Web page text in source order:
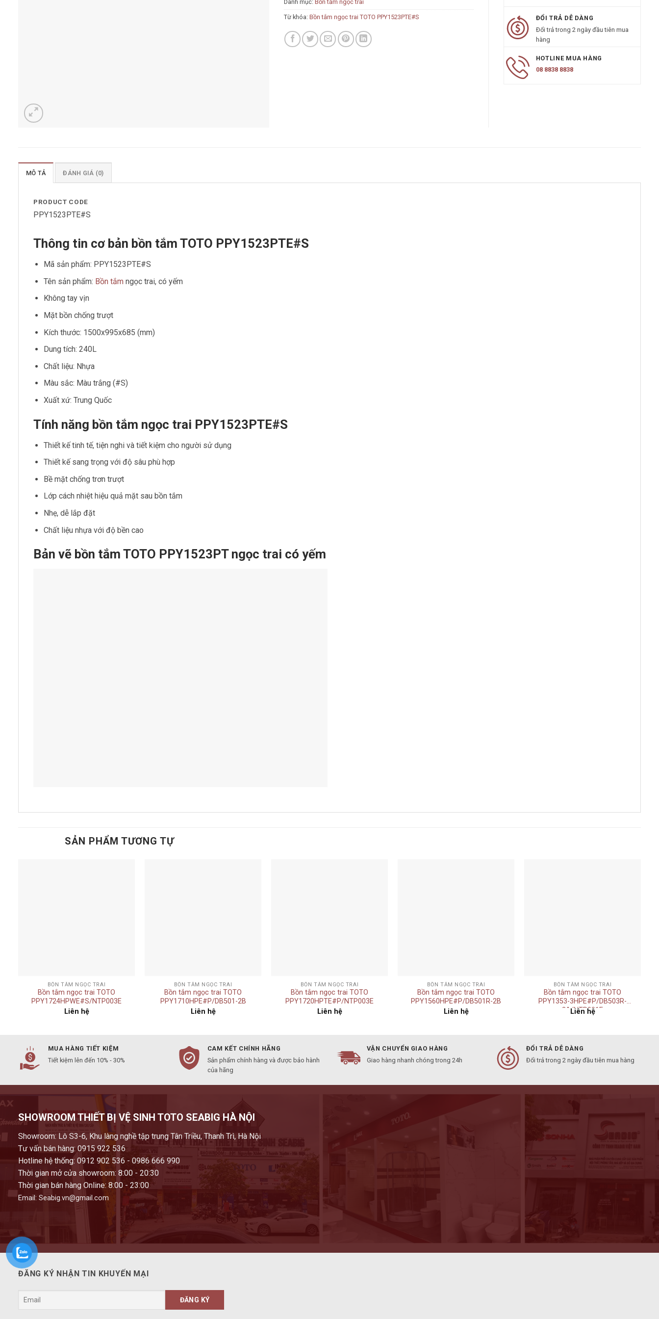
Danh mục: Bồn tắm ngọc trai
Từ khóa: Bồn tắm ngọc trai TOTO PPY1523PTE#S
ĐỔI TRẢ DỄ DÀNG
Đổi trả trong 2 ngày đầu tiên mua
hàng
HOTLINE MUA HÀNG
08 8838 8838
MÔ TẢ ĐÁNH GIÁ (0)
PRODUCT CODE
PPY1523PTE#S
Thông tin cơ bản bồn tắm TOTO PPY1523PTE#S
Mã sản phẩm: PPY1523PTE#S
Tên sản phẩm: Bồn tắm ngọc trai, có yếm
Không tay vịn
Mặt bồn chống trượt
Kích thước: 1500x995x685 (mm)
Dung tích: 240L
Chất liệu: Nhựa
Màu sắc: Màu trắng (#S)
Xuất xứ: Trung Quốc
Tính năng bồn tắm ngọc trai PPY1523PTE#S
Thiết kế tinh tế, tiện nghi và tiết kiệm cho người sử dụng
Thiết kế sang trọng với độ sâu phù hợp
Bề mặt chống trơn trượt
Lớp cách nhiệt hiệu quả mặt sau bồn tắm
Nhẹ, dễ lắp đặt
Chất liệu nhựa với độ bền cao
Bản vẽ bồn tắm TOTO PPY1523PT ngọc trai có yếm
SẢN PHẨM TƯƠNG TỰ
BỒN TẮM NGỌC TRAI
Bồn tắm ngọc trai TOTO
PPY1724HPWE#S/NTP003E
Liên hệ
BỒN TẮM NGỌC TRAI
Bồn tắm ngọc trai TOTO
PPY1710HPE#P/DB501-2B
Liên hệ
BỒN TẮM NGỌC TRAI
Bồn tắm ngọc trai TOTO
PPY1720HPTE#P/NTP003E
Liên hệ
BỒN TẮM NGỌC TRAI
Bồn tắm ngọc trai TOTO
PPY1560HPE#P/DB501R-2B
Liên hệ
BỒN TẮM NGỌC TRAI
Bồn tắm ngọc trai TOTO
PPY1353-3HPE#P/DB503R-
2A/NTP001E
Liên hệ
MUA HÀNG TIẾT KIỆM
Tiết kiệm lên đến 10% - 30%
CAM KẾT CHÍNH HÃNG
Sản phẩm chính hàng và được bảo hành
của hãng
VẬN CHUYỂN GIAO HÀNG
Giao hàng nhanh chóng trong 24h
ĐỔI TRẢ DỄ DÀNG
Đổi trả trong 2 ngày đầu tiên mua hàng
SHOWROOM THIẾT BỊ VỆ SINH TOTO SEABIG HÀ NỘI
Showroom: Lô S3-6, Khu làng nghề tập trung Tân Triều, Thanh Trì, Hà Nội
Tư vấn bán hàng: 0915 922 536
Hotline hệ thống: 0912 902 536 - 0986 666 990
Thời gian mở cửa showroom: 8:00 - 20:30
Thời gian bán hàng Online: 8:00 - 23:00
Email: Seabig.vn@gmail.com
ĐĂNG KÝ NHẬN TIN KHUYẾN MẠI